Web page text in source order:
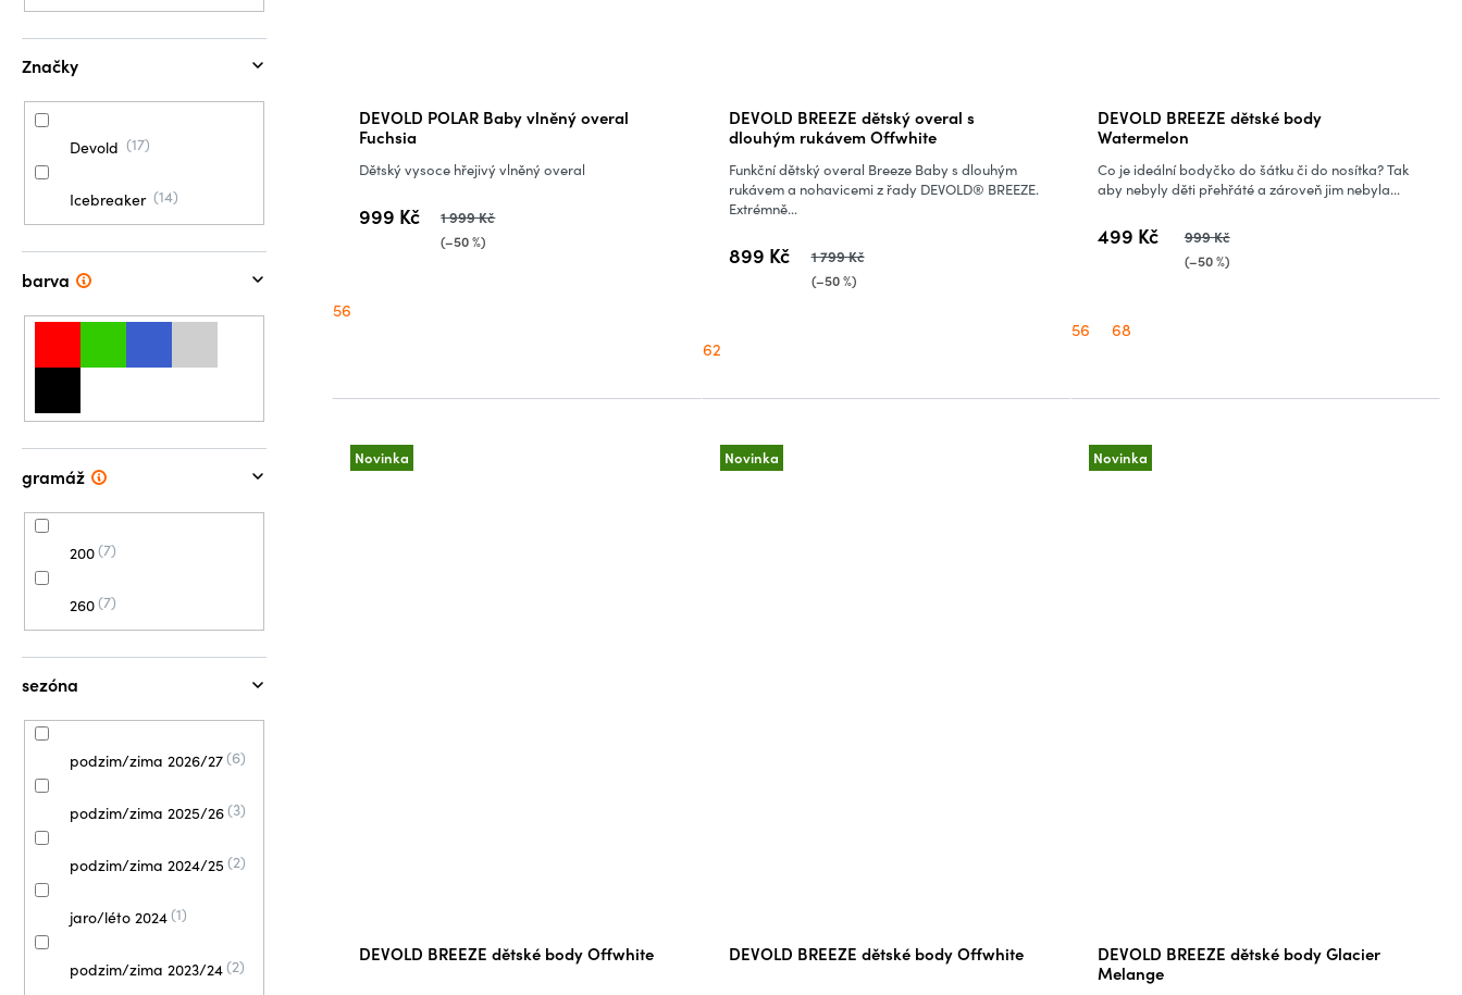
Značky
Devold 17
Icebreaker 14
barva
gramáž
200 7
260 7
sezóna
podzim/zima 2026/27 6
podzim/zima 2025/26 3
podzim/zima 2024/25 2
jaro/léto 2024 1
podzim/zima 2023/24 2
DEVOLD POLAR Baby vlněný overal
Fuchsia
999 Kč 1 999 Kč
(–50 %)
Dětský vysoce hřejivý vlněný overal
56
DEVOLD BREEZE dětský overal s
dlouhým rukávem Offwhite
899 Kč 1 799 Kč
(–50 %)
Funkční dětský overal Breeze Baby s dlouhým
rukávem a nohavicemi z řady DEVOLD® BREEZE.
Extrémně...
62
DEVOLD BREEZE dětské body
Watermelon
499 Kč 999 Kč
(–50 %)
Co je ideální bodyčko do šátku či do nosítka? Tak
aby nebyly děti přehřáté a zároveň jim nebyla...
56 68
Novinka
DEVOLD BREEZE dětské body Offwhite
Novinka
DEVOLD BREEZE dětské body Offwhite
Novinka
DEVOLD BREEZE dětské body Glacier
Melange